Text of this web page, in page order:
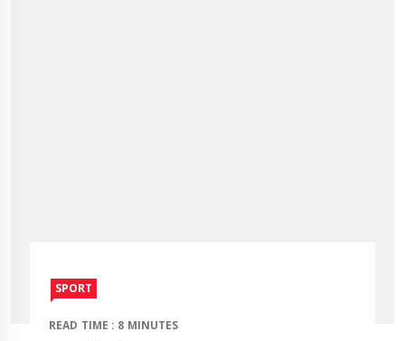
SPORT
READ TIME : 8 MINUTES